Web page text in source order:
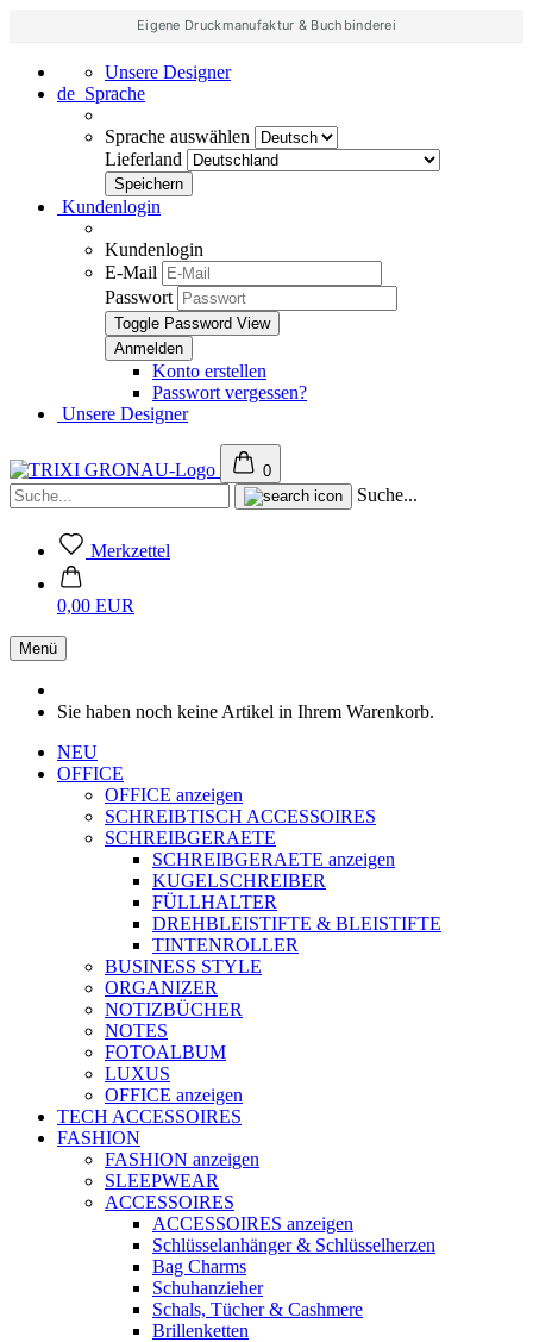
Eigene Druckmanufaktur & Buchbinderei
Unsere Designer
de Sprache
Sprache auswählen
Lieferland
Kundenlogin
Kundenlogin
E-Mail
Passwort
Toggle Password View
Konto erstellen
Passwort vergessen?
Unsere Designer
0
Suche...
Merkzettel
0,00 EUR
Menü
Sie haben noch keine Artikel in Ihrem Warenkorb.
NEU
OFFICE
OFFICE anzeigen
SCHREIBTISCH ACCESSOIRES
SCHREIBGERAETE
SCHREIBGERAETE anzeigen
KUGELSCHREIBER
FÜLLHALTER
DREHBLEISTIFTE & BLEISTIFTE
TINTENROLLER
BUSINESS STYLE
ORGANIZER
NOTIZBÜCHER
NOTES
FOTOALBUM
LUXUS
OFFICE anzeigen
TECH ACCESSOIRES
FASHION
FASHION anzeigen
SLEEPWEAR
ACCESSOIRES
ACCESSOIRES anzeigen
Schlüsselanhänger & Schlüsselherzen
Bag Charms
Schuhanzieher
Schals, Tücher & Cashmere
Brillenketten